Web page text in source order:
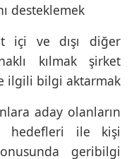
desteklemek
içi ve dışı diğer
kılmak şirket
ilgili bilgi aktarmak
aday olanların
hedefleri ile kişi
geribilgi